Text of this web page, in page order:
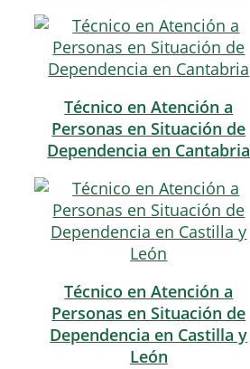
Técnico en Atención a
Personas en Situación de
Dependencia en Cantabria
Técnico en Atención a
Personas en Situación de
Dependencia en Castilla y
León